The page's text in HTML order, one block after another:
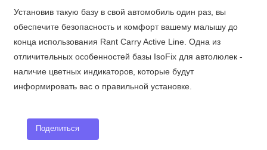
Установив такую базу в свой автомобиль один раз, вы
обеспечите безопасность и комфорт вашему малышу до
конца использования Rant Carry Active Line. Одна из
отличительных особенностей базы IsoFix для автолюлек -
наличие цветных индикаторов, которые будут
информировать вас о правильной установке.
Поделиться